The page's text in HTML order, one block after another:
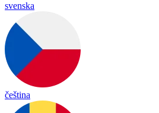
svenska
čeština